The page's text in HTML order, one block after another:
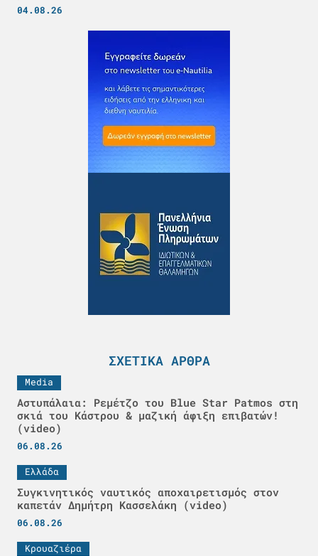
04.08.26
ΣΧΕΤΙΚΆ ΆΡΘΡΑ
Media
Αστυπάλαια: Ρεμέτζο του Blue Star Patmos στη
σκιά του Κάστρου & μαζική άφιξη επιβατών!
(video)
06.08.26
Ελλάδα
Συγκινητικός ναυτικός αποχαιρετισμός στον
καπετάν Δημήτρη Κασσελάκη (video)
06.08.26
Κρουαζιέρα